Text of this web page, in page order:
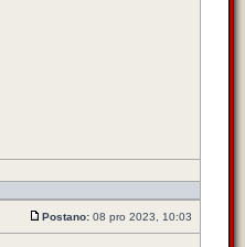
Postano: 08 pro 2023, 10:03